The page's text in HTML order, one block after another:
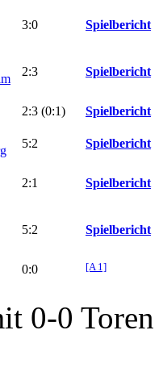
3:0 Spielbericht
2:3 Spielbericht
2:3 (0:1) Spielbericht
5:2 Spielbericht
2:1 Spielbericht
5:2 Spielbericht
0:0 [A 1]
0-0